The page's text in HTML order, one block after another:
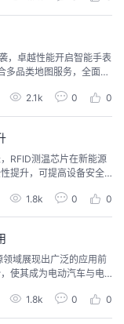
在航空航天、医疗...
，卓越性能开启智能手表
多品类地图服务，全面满
2.1k 0 0
RFID测温芯片在新能源
提升，可提高设备安全
1.8k 0 0
域展现出广泛的应用前
使其成为电动汽车与电
1.8k 0 0